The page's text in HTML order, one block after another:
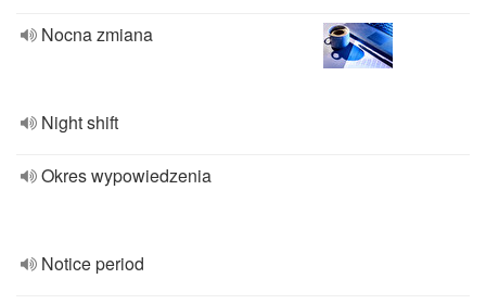
Nocna zmiana
Night shift
Okres wypowiedzenia
Notice period